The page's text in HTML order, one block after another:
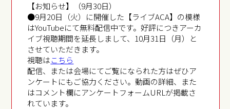
【お知らせ】（9月30日）
●9月20日（火）に開催した【ライブACA】の模様
はYouTubeにて無料配信中です。好評につきアーカ
イブ視聴期間を延長しまして、10月31日（月）と
させていただきます。
視聴はこちら
配信、または会場にてご覧になられた方はぜひア
ンケートにもご協力ください。動画の詳細、また
はコメント欄にアンケートフォームURLが掲載さ
れています。